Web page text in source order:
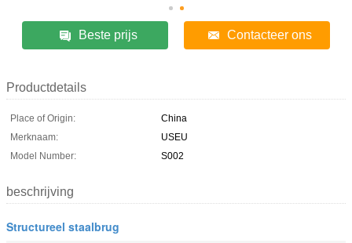
Beste prijs Contacteer ons
Productdetails
Place of Origin:
China
Merknaam:
USEU
Model Number:
S002
beschrijving
Structureel staalbrug